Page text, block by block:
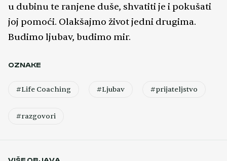
u dubinu te ranjene duše, shvatiti je i pokušati
joj pomoći. Olakšajmo život jedni drugima.
Budimo ljubav, budimo mir.
OZNAKE
#Life Coaching #Ljubav #prijateljstvo
#razgovori